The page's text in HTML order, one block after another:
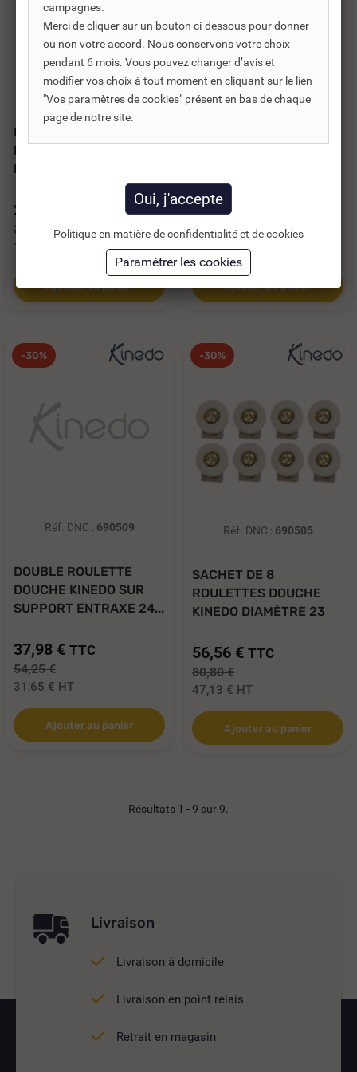
Réf. DNC :690501
ROULETTE ARTICULÉE
DE DOUCHE KINEDO
DIAMÈTRE 19 MM -...
21,13 €
30,19 €
17,61 €
Ajouter au panier
Réf. DNC :690502
27,64 €
39,49 €
23,04 €HT
Ajouter au panier
-30%
Réf. DNC : 690509
DOUBLE ROULETTE
DOUCHE KINEDO SUR
SUPPORT ENTRAXE 24...
37,98 € TTC
54,25 €
31,65 € HT
Ajouter au panier
-30%
Réf. DNC : 690505
SACHET DE 8
ROULETTES DOUCHE
KINEDO DIAMÈTRE 23
56,56 € TTC
80,80 €
47,13 € HT
Ajouter au panier
Résultats 1 - 9 sur 9.
Livraison
Livraison à domicile
Livraison en point relais
Retrait en magasin
campagnes.
Merci de cliquer sur un bouton ci-dessous pour donner
ou non votre accord. Nous conservons votre choix
pendant 6 mois. Vous pouvez changer d’avis et
modifier vos choix à tout moment en cliquant sur le lien
"Vos paramètres de cookies" présent en bas de chaque
page de notre site.
Politique en matière de confidentialité et de cookies